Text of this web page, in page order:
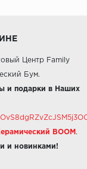
Центр Family
Бум.
и подарки в Наших
BOOM .
и новинками!